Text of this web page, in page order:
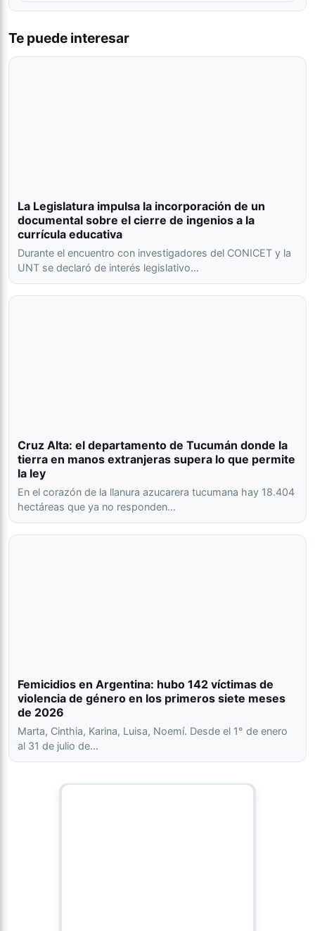
Te puede interesar
La Legislatura impulsa la incorporación de un
documental sobre el cierre de ingenios a la
currícula educativa
Durante el encuentro con investigadores del CONICET y la
UNT se declaró de interés legislativo…
Cruz Alta: el departamento de Tucumán donde la
tierra en manos extranjeras supera lo que permite
la ley
En el corazón de la llanura azucarera tucumana hay 18.404
hectáreas que ya no responden…
Femicidios en Argentina: hubo 142 víctimas de
violencia de género en los primeros siete meses
de 2026
Marta, Cinthia, Karina, Luisa, Noemí. Desde el 1° de enero
al 31 de julio de…